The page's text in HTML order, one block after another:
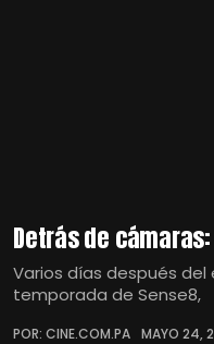
Detrás de
Varios días después
temporada de Sense8,
POR: CINE.COM.PA MAYO 24,